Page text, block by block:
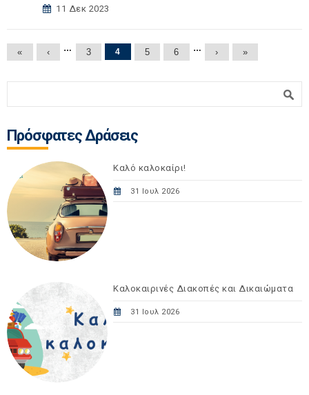
11 Δεκ 2023
Σελίδες
« ‹ … 3 4 5 6 … › »
Πρόσφατες Δράσεις
Καλό καλοκαίρι!
31 Ιουλ 2026
Καλοκαιρινές Διακοπές και Δικαιώματα
31 Ιουλ 2026